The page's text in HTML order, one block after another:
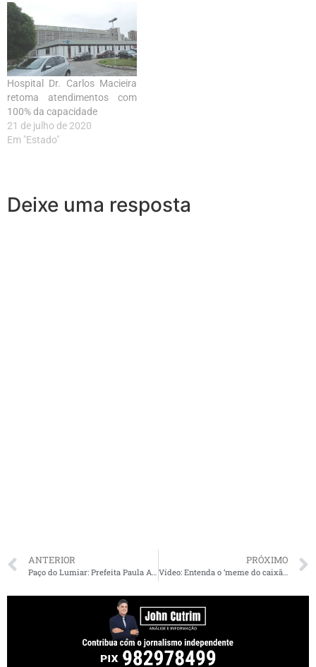
Hospital Dr. Carlos Macieira
retoma atendimentos com
100% da capacidade
21 de julho de 2020
Em "Estado"
Deixe uma resposta
ANTERIOR
Paço do Lumiar: Prefeita Paula Azevedo recomenda isolamento durante Semana Santa
PRÓXIMO
Vídeo: Entenda o ‘meme do caixão’, o viral que tomou a internet durante a quarentena